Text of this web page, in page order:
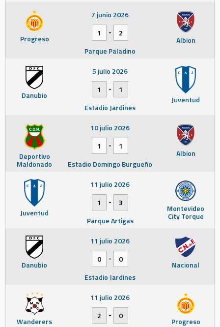
Progreso Albion
7 junio 2026
1
-
2
Parque Paladino
Danubio Juventud
5 julio 2026
1
-
1
Estadio Jardines
Deportivo
Maldonado
Albion
10 julio 2026
1
-
1
Estadio Domingo Burgueño
Juventud Montevideo
City Torque
11 julio 2026
1
-
3
Parque Artigas
Danubio Nacional
11 julio 2026
0
-
0
Estadio Jardines
Wanderers Progreso
11 julio 2026
2
-
0